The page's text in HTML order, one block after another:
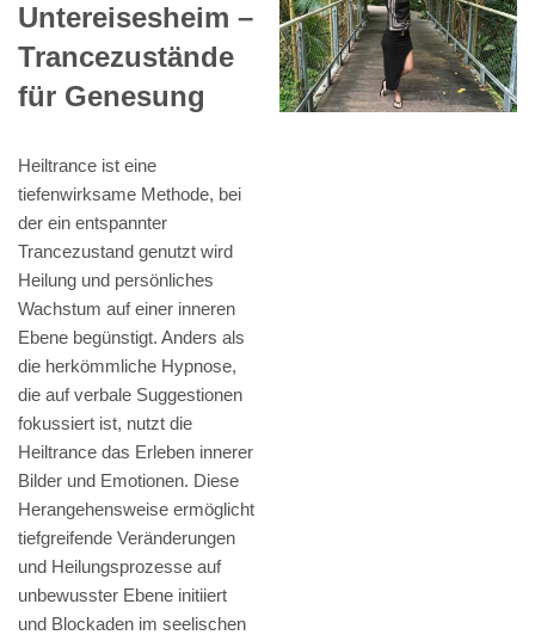
Untereisesheim –
Trancezustände
für Genesung
Heiltrance ist eine
tiefenwirksame Methode, bei
der ein entspannter
Trancezustand genutzt wird
Heilung und persönliches
Wachstum auf einer inneren
Ebene begünstigt. Anders als
die herkömmliche Hypnose,
die auf verbale Suggestionen
fokussiert ist, nutzt die
Heiltrance das Erleben innerer
Bilder und Emotionen. Diese
Herangehensweise ermöglicht
tiefgreifende Veränderungen
und Heilungsprozesse auf
unbewusster Ebene initiiert
und Blockaden im seelischen